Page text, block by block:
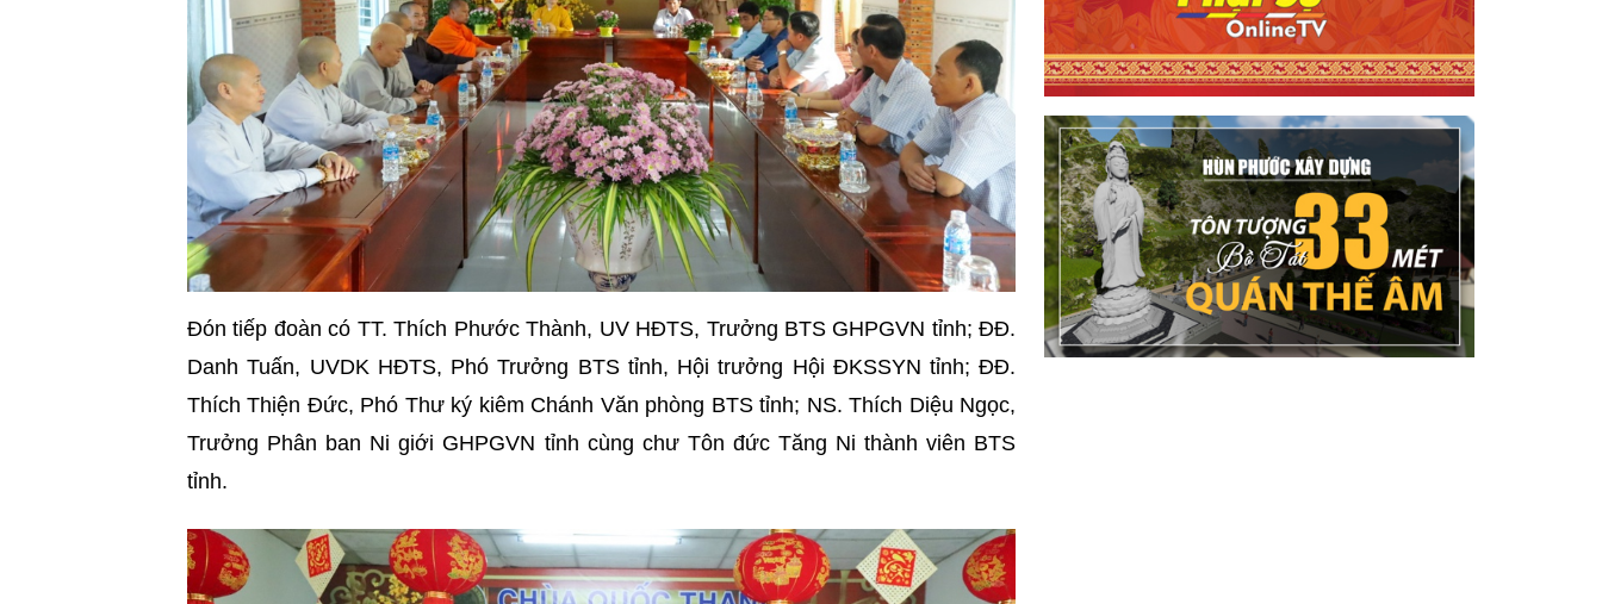
Đón tiếp đoàn có TT. Thích Phước Thành, UV HĐTS, Trưởng BTS GHPGVN tỉnh; ĐĐ.
Danh Tuấn, UVDK HĐTS, Phó Trưởng BTS tỉnh, Hội trưởng Hội ĐKSSYN tỉnh; ĐĐ.
Thích Thiện Đức, Phó Thư ký kiêm Chánh Văn phòng BTS tỉnh; NS. Thích Diệu Ngọc,
Trưởng Phân ban Ni giới GHPGVN tỉnh cùng chư Tôn đức Tăng Ni thành viên BTS
tỉnh.